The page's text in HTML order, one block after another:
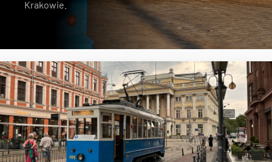
Krakowie.
MPK Wrocław